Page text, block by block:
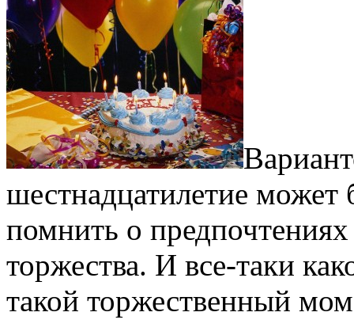
шестнадцатилетие
помнить о
торжества. И все-таки
такой торжественный